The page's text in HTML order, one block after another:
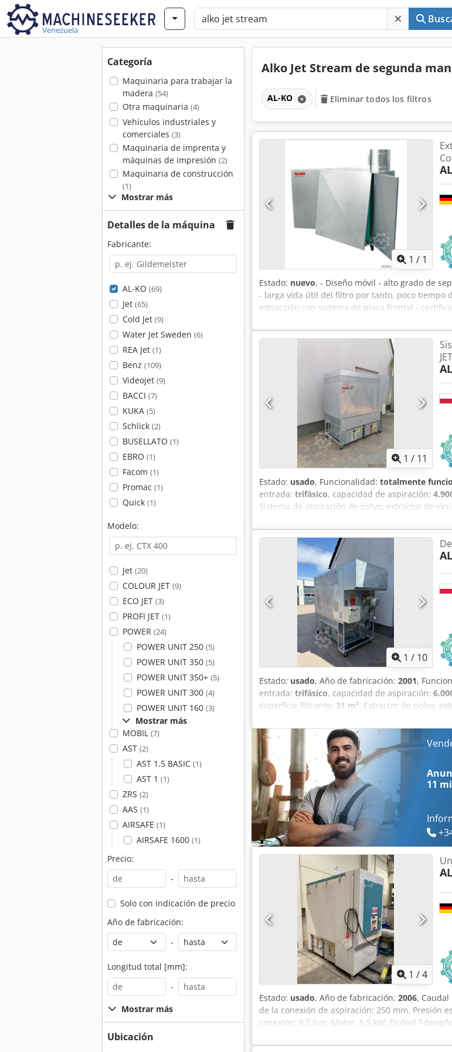
Venezuela
Categoría
Maquinaria para trabajar la
madera (54)
Otra maquinaria (4)
Vehículos industriales y
comerciales (3)
Maquinaria de imprenta y
máquinas de impresión (2)
Maquinaria de construcción
(1)
Mostrar más
Detalles de la máquina
Fabricante:
AL-KO (69)
Jet (65)
Cold Jet (9)
Water Jet Sweden (6)
REA Jet (1)
Benz (109)
Videojet (9)
BACCI (7)
KUKA (5)
Schlick (2)
BUSELLATO (1)
EBRO (1)
Facom (1)
Promac (1)
Quick (1)
Modelo:
Jet (20)
COLOUR JET (9)
ECO JET (3)
PROFI JET (1)
POWER (24)
POWER UNIT 250 (5)
POWER UNIT 350 (5)
POWER UNIT 350+ (5)
POWER UNIT 300 (4)
POWER UNIT 160 (3)
Mostrar más
MOBIL (7)
AST (2)
AST 1.5 BASIC (1)
AST 1 (1)
ZRS (2)
AAS (1)
AIRSAFE (1)
AIRSAFE 1600 (1)
Precio:
-
Solo con indicación de precio
Año de fabricación:
-
Longitud total [mm]:
-
Mostrar más
Ubicación
Alko Jet Stream de segunda
AL-KO Eliminar todos los filtros
1 / 1
Estado: nuevo, - Diseño móvil - alto grado de
- larga vida útil del filtro por tanto, poco tiempo
extracción con sistema de placa frontal -
aire: 4.600 m³/h, presión utilizable: 500 Pa,
conexión: 300 mm, Motor 400 V: 1,5 kW,
1.897 x 1.405 x 1.144 mm, Dimensiones
Hrpspfx Abpsk + 5 m de cable con enchufe y
1 / 11
JET
Estado: usado, Funcionalidad: totalmente
entrada: trifásico, capacidad de aspiración:
Sistema de aspiración de polvo, extractor de
JET 250. El filtro se limpia neumáticamente
funcionamiento, lo que garantiza una alta
limpio, lo que reduce al mínimo el riesgo de
tipo de polvo seco en diferentes procesos
4900 m³/h. Vacío: 2740 Pa. Diámetro de la
Número de referencia: 0904.
1 / 10
Estado: usado, Año de fabricación: 2001,
entrada: trifásico, capacidad de aspiración:
superficie filtrante: 31 m², Extractor de polvo,
neumático ALKO MOBIL JET 300 El filtro se
durante el funcionamiento, lo que garantiza
en el lado limpio, minimizando el riesgo de
protección contra incendios. Ideal para lijadoras
procesos tecnológicos – las bolsas filtrantes
Potencia del ventilador: 7,5 kW Djdpfx Aoy Rz T
de la boca: 300 mm Retorno de aire
almacén: 1131
11
1 /4
Estado: usado, Año de fabricación: 2006,
de la conexión de aspiración: 250 mm. Presión
conexión: 8,5 bar. Motor: 6,5 kW. Dsdozl